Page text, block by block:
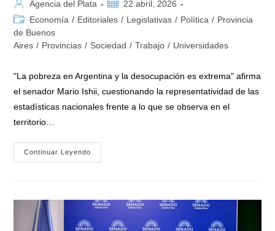
Autor
de
la
entrada:
Agencia del Plata
Publicación
de
entrada:
22 abril, 2026
Categoría
de
la
Economía / Editoriales / Legislativas / Política / Provincia
de Buenos
Aires / Provincias / Sociedad / Trabajo / Universidades
"La pobreza en Argentina y la desocupación es extrema" afirma
el senador Mario Ishii, cuestionando la representatividad de las
estadísticas nacionales frente a lo que se observa en el
territorio…
Continuar Leyendo
Ishii
Datos
Observatorio